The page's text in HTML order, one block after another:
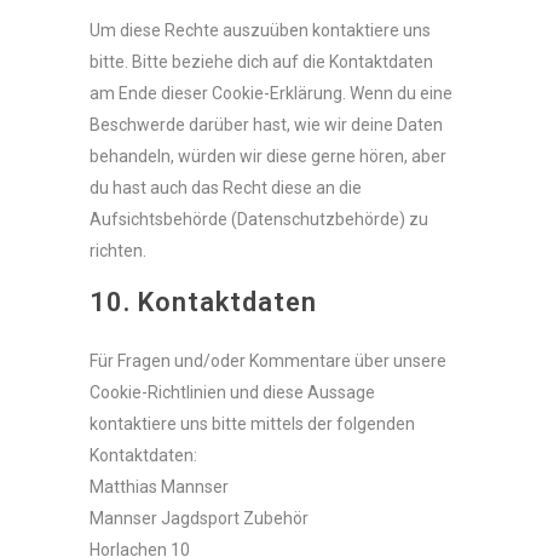
Um diese Rechte auszuüben kontaktiere uns
bitte. Bitte beziehe dich auf die Kontaktdaten
am Ende dieser Cookie-Erklärung. Wenn du eine
Beschwerde darüber hast, wie wir deine Daten
behandeln, würden wir diese gerne hören, aber
du hast auch das Recht diese an die
Aufsichtsbehörde (Datenschutzbehörde) zu
richten.
10. Kontaktdaten
Für Fragen und/oder Kommentare über unsere
Cookie-Richtlinien und diese Aussage
kontaktiere uns bitte mittels der folgenden
Kontaktdaten:
Matthias Mannser
Mannser Jagdsport Zubehör
Horlachen 10